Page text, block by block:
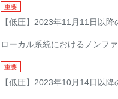
重要
【低圧】2023年11月11日以
ローカル系統におけるノンフ
重要
【低圧】2023年10月14日以